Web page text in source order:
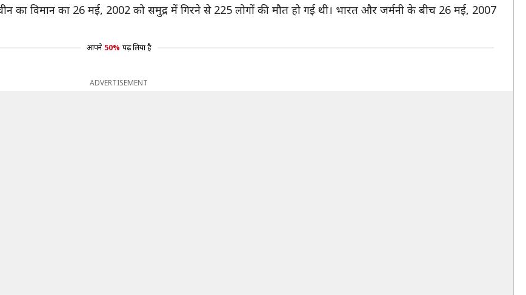
विमान का 26 मई, 2002 को समुद्र में गिरने से 225 लोगों की मौत हो गई थी। भारत और जर्मनी के बीच 26 मई, 2007
आपने 50% पढ़ लिया है
ADVERTISEMENT